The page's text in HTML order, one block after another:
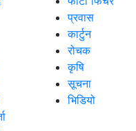
प्रवास
कार्टुन
रोचक
कृषि
सूचना
भिडियो